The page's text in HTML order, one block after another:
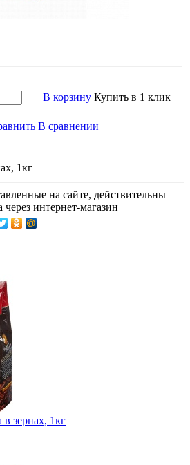
+ В корзину Купить в 1 клик
В сравнении
1кг
на сайте, действительны
через интернет-магазин
зернах, 1кг